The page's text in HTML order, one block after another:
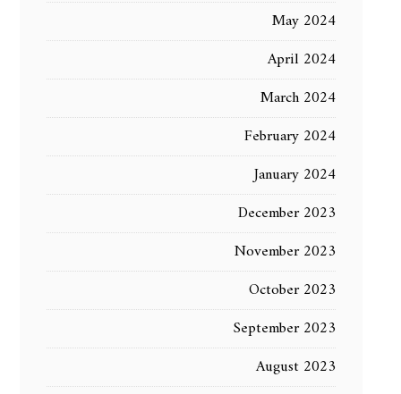
May 2024
April 2024
March 2024
February 2024
January 2024
December 2023
November 2023
October 2023
September 2023
August 2023